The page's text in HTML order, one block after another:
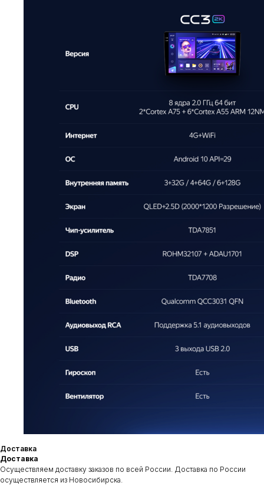
Доставка
Доставка
Осуществляем доставку заказов по всей России. Доставка по России
осуществляется из Новосибирска.
пн-пт: c 11:00 до 19:00